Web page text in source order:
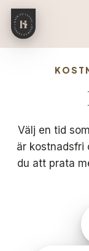
Hoppa till
Välj en tid
är kostnadsfri
du att prata